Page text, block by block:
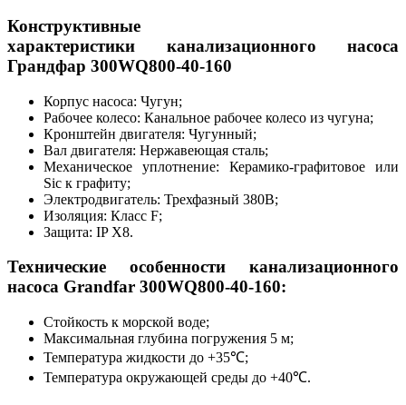
Конструктивные
характеристики канализационного насоса
Грандфар 300WQ800-40-160
Корпус насоса: Чугун;
Рабочее колесо: Канальное рабочее колесо из чугуна;
Кронштейн двигателя: Чугунный;
Вал двигателя: Нержавеющая сталь;
Механическое уплотнение: Керамико-графитовое или
Sic к графиту;
Электродвигатель: Трехфазный 380В;
Изоляция: Класс F;
Защита: IP X8.
Технические особенности канализационного
насоса Grandfar 300WQ800-40-160:
Стойкость к морской воде;
Максимальная глубина погружения 5 м;
Температура жидкости до +35℃;
Температура окружающей среды до +40℃.